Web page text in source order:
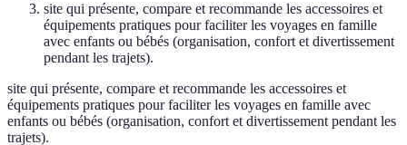
site qui présente, compare et recommande les accessoires et
équipements pratiques pour faciliter les voyages en famille
avec enfants ou bébés (organisation, confort et divertissement
pendant les trajets).
site qui présente, compare et recommande les accessoires et
équipements pratiques pour faciliter les voyages en famille avec
enfants ou bébés (organisation, confort et divertissement pendant les
trajets).